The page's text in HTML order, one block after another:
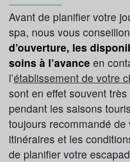
Avant de planifier votre
spa, nous vous
d’ouverture, les
soins à l’avance en
l’établissement de votre
sont en effet souvent
pendant les saisons
toujours recommandé
itinéraires et les
de planifier votre